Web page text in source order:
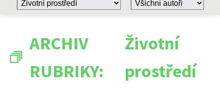
ARCHIV
RUBRIKY:
Životní
prostředí